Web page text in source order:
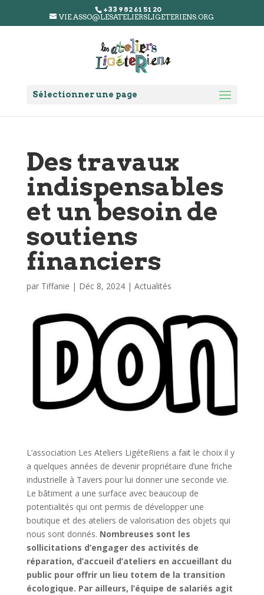
+33 9 82 61 51 20
VIE.ASSO@LESATELIERSLIGETERIENS.ORG
Sélectionner une page
Des travaux
indispensables
et un besoin de
soutiens
financiers
par Tiffanie | Déc 8, 2024| Actualités
L’association Les Ateliers LigéteRiens a fait le choix il y
a quelques années de devenir propriétaire d’une friche
industrielle à Tavers pour lui donner une seconde vie.
Le bâtiment a une surface avec beaucoup de
potentialités qui ont permis de développer une
boutique et des ateliers de valorisation des objets qui
nous sont donnés. Nombreuses sont les
sollicitations d’engager des activités de
réparation, d’accueil d’ateliers en accueillant du
public pour offrir un lieu totem de la transition
écologique. Par ailleurs, l’équipe de salariés agit